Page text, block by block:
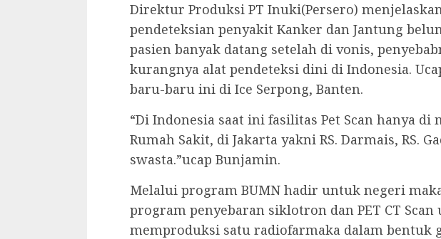
Direktur Produksi PT Inuki(Persero)
pendeteksian penyakit Kanker dan Jantung
pasien banyak datang setelah di vonis,
kurangnya alat pendeteksi dini di Indonesia.
baru-baru ini di Ice Serpong, Banten.
“Di Indonesia saat ini fasilitas Pet Scan hanya di
Rumah Sakit, di Jakarta yakni RS. Darmais, RS.
swasta.”ucap Bunjamin.
Melalui program BUMN hadir untuk negeri
program penyebaran siklotron dan PET CT Scan
memproduksi satu radiofarmaka dalam bentuk